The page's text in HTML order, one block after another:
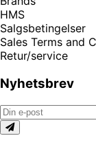
HMS
Salgsbetingelser
Sales Terms and
Retur/service
Nyhetsbrev